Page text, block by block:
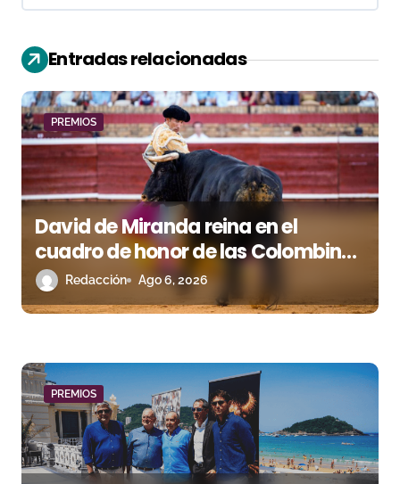
i
ó
n
d
e
e
n
r
d
a
s
Entradas relacionadas
PREMIOS
David de Miranda reina en el
cuadro de honor de las Colombinas
2026Redacción Ago 6, 2026
PREMIOS